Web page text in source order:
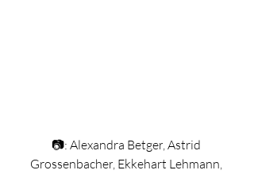
📷: Alexandra Betger, Astrid
Grossenbacher, Ekkehart Lehmann